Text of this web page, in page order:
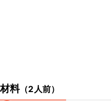
材料（2人前）